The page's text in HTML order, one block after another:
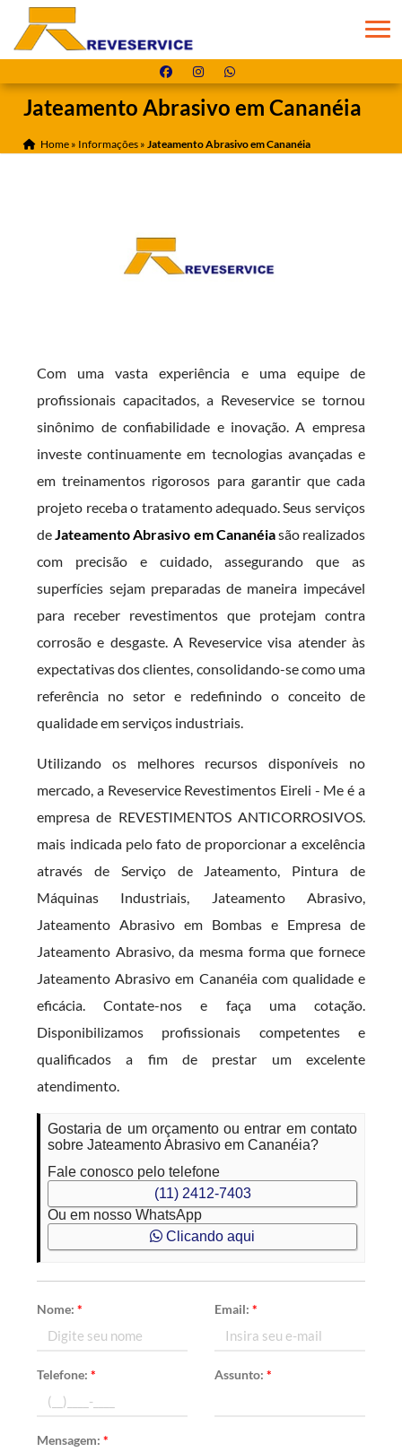
Jateamento Abrasivo em Cananéia
Home » Informações »Jateamento Abrasivo em Cananéia
Com uma vasta experiência e uma equipe de
profissionais capacitados, a Reveservice se tornou
sinônimo de confiabilidade e inovação. A empresa
investe continuamente em tecnologias avançadas e
em treinamentos rigorosos para garantir que cada
projeto receba o tratamento adequado. Seus serviços
deJateamento Abrasivo em Cananéiasão realizados
com precisão e cuidado, assegurando que as
superfícies sejam preparadas de maneira impecável
para receber revestimentos que protejam contra
corrosão e desgaste. A Reveservice visa atender às
expectativas dos clientes, consolidando-se como uma
referência no setor e redefinindo o conceito de
qualidade em serviços industriais.
Utilizando os melhores recursos disponíveis no
mercado, a Reveservice Revestimentos Eireli - Me é a
empresa de REVESTIMENTOS ANTICORROSIVOS.
mais indicada pelo fato de proporcionar a excelência
através de Serviço de Jateamento, Pintura de
Máquinas Industriais, Jateamento Abrasivo,
Jateamento Abrasivo em Bombas e Empresa de
Jateamento Abrasivo, da mesma forma que fornece
Jateamento Abrasivo em Cananéia com qualidade e
eficácia. Contate-nos e faça uma cotação.
Disponibilizamos profissionais competentes e
qualificados a fim de prestar um excelente
atendimento.
Gostaria de um orçamento ou entrar em contato
sobre Jateamento Abrasivo em Cananéia?
Fale conosco pelo telefone
(11) 2412-7403
Ou em nosso WhatsApp
Clicando aqui
Nome:* Email: *
Telefone:* Assunto: *
Mensagem:*